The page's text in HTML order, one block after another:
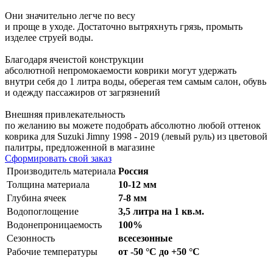
Они значительно легче по весу
и проще в уходе. Достаточно вытряхнуть грязь, промыть
изделее струей воды.
Благодаря ячеистой конструкции
абсолютной непромокаемости коврики могут удержать
внутри себя до 1 литра воды, оберегая тем самым салон, обувь
и одежду пассажиров от загрязнений
Внешняя привлекательность
по желанию вы можете подобрать абсолютно любой оттенок
коврика для Suzuki Jimny 1998 - 2019 (левый руль) из цветовой
палитры, предложенной в магазине
Сформировать свой заказ
Производитель материала Россия
Толщина материала
10-12 мм
Глубина ячеек
7-8 мм
Водопоглощение
3,5 литра на 1 кв.м.
Водонепроницаемость
100%
Сезонность
всесезонные
Рабочие температуры
от -50 °С до +50 °С